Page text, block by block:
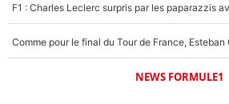
NEWS FORMULE1